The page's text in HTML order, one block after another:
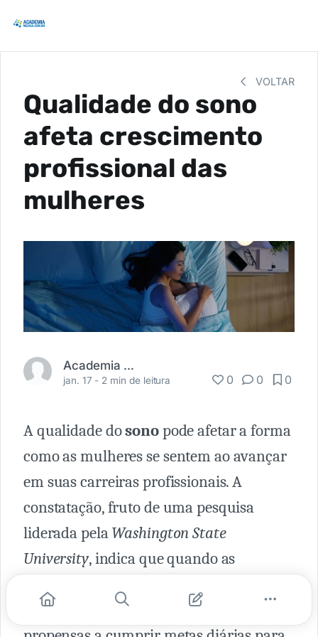
VOLTAR
Qualidade do sono
afeta crescimento
profissional das
mulheres
Academia Médica
jan. 17 - 2 min de leitura 0 0 0
A qualidade dosonopode afetar a forma
como as mulheres se sentem ao avançar
em suas carreiras profissionais. A
constatação, fruto de uma pesquisa
liderada pelaWashington State
University, indica que quando as
ficam melhor humoradas e mais